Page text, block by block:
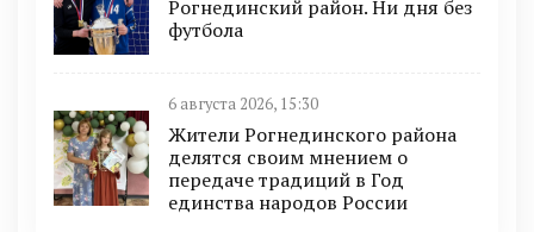
Рогнединский район. Ни дня без
футбола
6 августа 2026, 15:30
Жители Рогнединского района
делятся своим мнением о
передаче традиций в Год
единства народов России